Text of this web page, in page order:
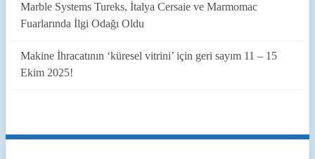
Marble Systems Tureks, İtalya Cersaie ve Marmomac
Fuarlarında İlgi Odağı Oldu
Makine İhracatının ‘küresel vitrini’ için geri sayım 11 – 15
Ekim 2025!